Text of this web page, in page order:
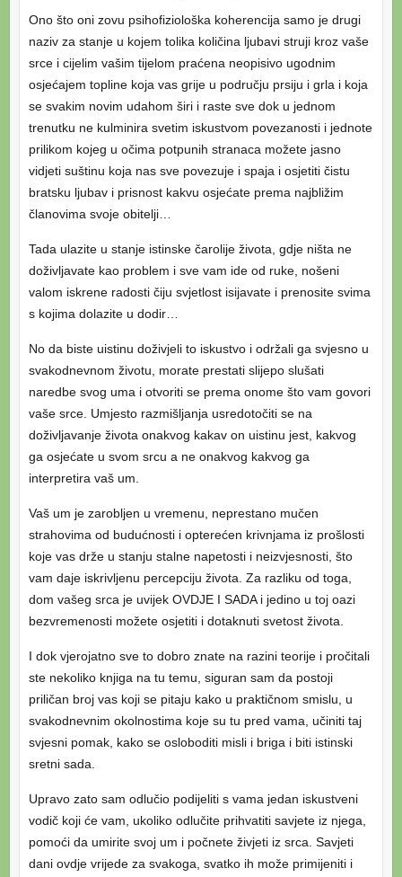
Ono što oni zovu psihofiziološka koherencija samo je drugi
naziv za stanje u kojem tolika količina ljubavi struji kroz vaše
srce i cijelim vašim tijelom praćena neopisivo ugodnim
osjećajem topline koja vas grije u području prsiju i grla i koja
se svakim novim udahom širi i raste sve dok u jednom
trenutku ne kulminira svetim iskustvom povezanosti i jednote
prilikom kojeg u očima potpunih stranaca možete jasno
vidjeti suštinu koja nas sve povezuje i spaja i osjetiti čistu
bratsku ljubav i prisnost kakvu osjećate prema najbližim
članovima svoje obitelji…
Tada ulazite u stanje istinske čarolije života, gdje ništa ne
doživljavate kao problem i sve vam ide od ruke, nošeni
valom iskrene radosti čiju svjetlost isijavate i prenosite svima
s kojima dolazite u dodir…
No da biste uistinu doživjeli to iskustvo i održali ga svjesno u
svakodnevnom životu, morate prestati slijepo slušati
naredbe svog uma i otvoriti se prema onome što vam govori
vaše srce. Umjesto razmišljanja usredotočiti se na
doživljavanje života onakvog kakav on uistinu jest, kakvog
ga osjećate u svom srcu a ne onakvog kakvog ga
interpretira vaš um.
Vaš um je zarobljen u vremenu, neprestano mučen
strahovima od budućnosti i opterećen krivnjama iz prošlosti
koje vas drže u stanju stalne napetosti i neizvjesnosti, što
vam daje iskrivljenu percepciju života. Za razliku od toga,
dom vašeg srca je uvijek OVDJE I SADA i jedino u toj oazi
bezvremenosti možete osjetiti i dotaknuti svetost života.
I dok vjerojatno sve to dobro znate na razini teorije i pročitali
ste nekoliko knjiga na tu temu, siguran sam da postoji
priličan broj vas koji se pitaju kako u praktičnom smislu, u
svakodnevnim okolnostima koje su tu pred vama, učiniti taj
svjesni pomak, kako se osloboditi misli i briga i biti istinski
sretni sada.
Upravo zato sam odlučio podijeliti s vama jedan iskustveni
vodič koji će vam, ukoliko odlučite prihvatiti savjete iz njega,
pomoći da umirite svoj um i počnete živjeti iz srca. Savjeti
dani ovdje vrijede za svakoga, svatko ih može primijeniti i